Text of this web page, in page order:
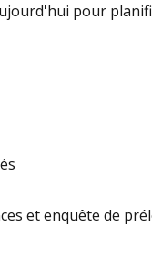
pour
et enquête de